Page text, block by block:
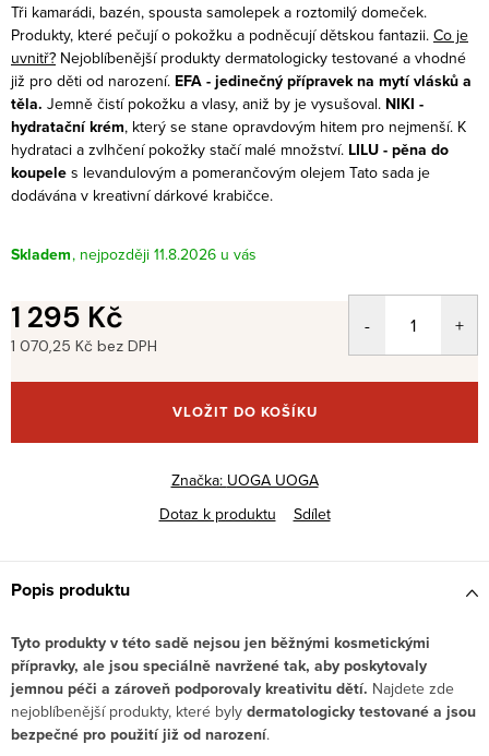
Tři kamarádi, bazén, spousta samolepek a roztomilý domeček.
Produkty, které pečují o pokožku a podněcují dětskou fantazii. Co je
uvnitř? Nejoblíbenější produkty dermatologicky testované a vhodné
již pro děti od narození. EFA - jedinečný přípravek na mytí vlásků a
těla. Jemně čistí pokožku a vlasy, aniž by je vysušoval. NIKI -
hydratační krém, který se stane opravdovým hitem pro nejmenší. K
hydrataci a zvlhčení pokožky stačí malé množství. LILU - pěna do
koupele s levandulovým a pomerančovým olejem Tato sada je
dodávána v kreativní dárkové krabičce.
Skladem 11.8.2026
1 295 Kč
1 070,25 Kč bez DPH
cena:
VLOŽIT DO KOŠÍKU
Značka: UOGA UOGA
Dotaz k produktu
Sdílet
Popis produktu
Tyto produkty v této sadě nejsou jen běžnými kosmetickými
přípravky, ale jsou speciálně navržené tak, aby poskytovaly
jemnou péči a zároveň podporovaly kreativitu dětí. Najdete zde
nejoblíbenější produkty, které byly dermatologicky testované a jsou
bezpečné pro použití již od narození.